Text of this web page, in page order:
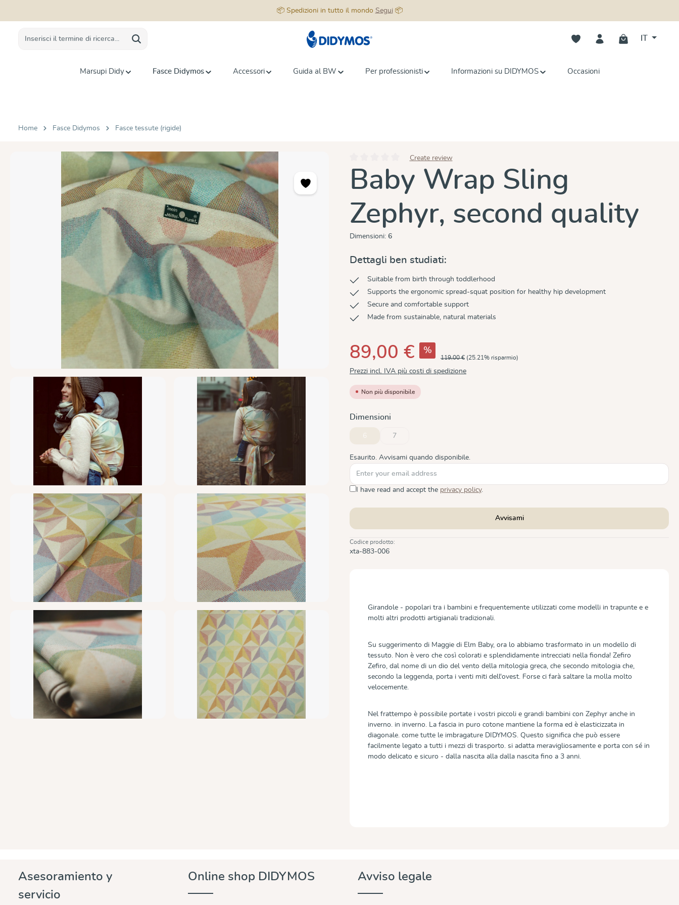
📦 Spedizioni in tutto il mondo Segui📦
Hai 0 articoli nella lista dei
Marsupi Didy Fasce Didymos Accessori Guida al BW Per professionisti Informazioni su DIDYMOS Occasioni
Home Fasce Didymos Fasce tessute (rigide)
Salta la galleria di immagini
Valutazione media di 0 su 5 stelle
Create review
Baby Wrap Sling
Zephyr, second quality
Dimensioni: 6
Dettagli ben studiati:
Suitable from birth through toddlerhood
Supports the ergonomic spread-squat position for healthy hip development
Secure and comfortable support
Made from sustainable, natural materials
89,00 € %
119,00 € (25.21% risparmio)
Prezzi incl. IVA più costi di spedizione
Non più disponibile
Seleziona
Dimensioni
6 7
Esaurito. Avvisami quando disponibile.
I have read and accept the privacy policy.
Avvisami
Codice prodotto:
xta-883-006
Girandole - popolari tra i bambini e frequentemente utilizzati come modelli in trapunte e e
molti altri prodotti artigianali tradizionali.
Su suggerimento di Maggie di Elm Baby, ora lo abbiamo trasformato in un modello di
tessuto. Non è vero che così colorati e splendidamente intrecciati nella fionda! Zefiro
Zefiro, dal nome di un dio del vento della mitologia greca, che secondo mitologia che,
secondo la leggenda, porta i venti miti dell'ovest. Forse ci farà saltare la molla molto
velocemente.
Nel frattempo è possibile portate i vostri piccoli e grandi bambini con Zephyr anche in
inverno. in inverno. La fascia in puro cotone mantiene la forma ed è elasticizzata in
diagonale. come tutte le imbragature DIDYMOS. Questo significa che può essere
facilmente legato a tutti i mezzi di trasporto. si adatta meravigliosamente e porta con sé in
modo delicato e sicuro - dalla nascita alla dalla nascita fino a 3 anni.
Asesoramiento y
servicio
Online shop DIDYMOS Avviso legale